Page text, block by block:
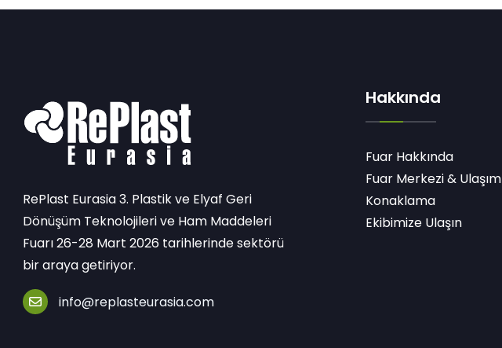
RePlast Eurasia 3. Plastik ve Elyaf Geri
Dönüşüm Teknolojileri ve Ham Maddeleri
Fuarı 26-28 Mart 2026 tarihlerinde sektörü
bir araya getiriyor.
info@replasteurasia.com
Hakkında
Fuar Hakkında
Fuar Merkezi & Ulaşım
Konaklama
Ekibimize Ulaşın